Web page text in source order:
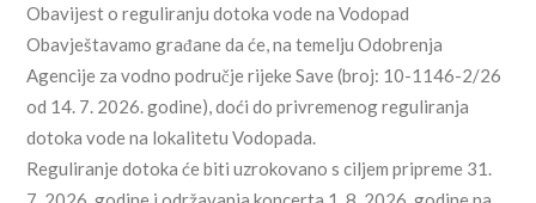
Obavijest o reguliranju dotoka vode na Vodopad
Obavještavamo građane da će, na temelju Odobrenja
Agencije za vodno područje rijeke Save (broj: 10-1146-2/26
od 14. 7. 2026. godine), doći do privremenog reguliranja
dotoka vode na lokalitetu Vodopada.
Reguliranje dotoka će biti uzrokovano s ciljem pripreme 31.